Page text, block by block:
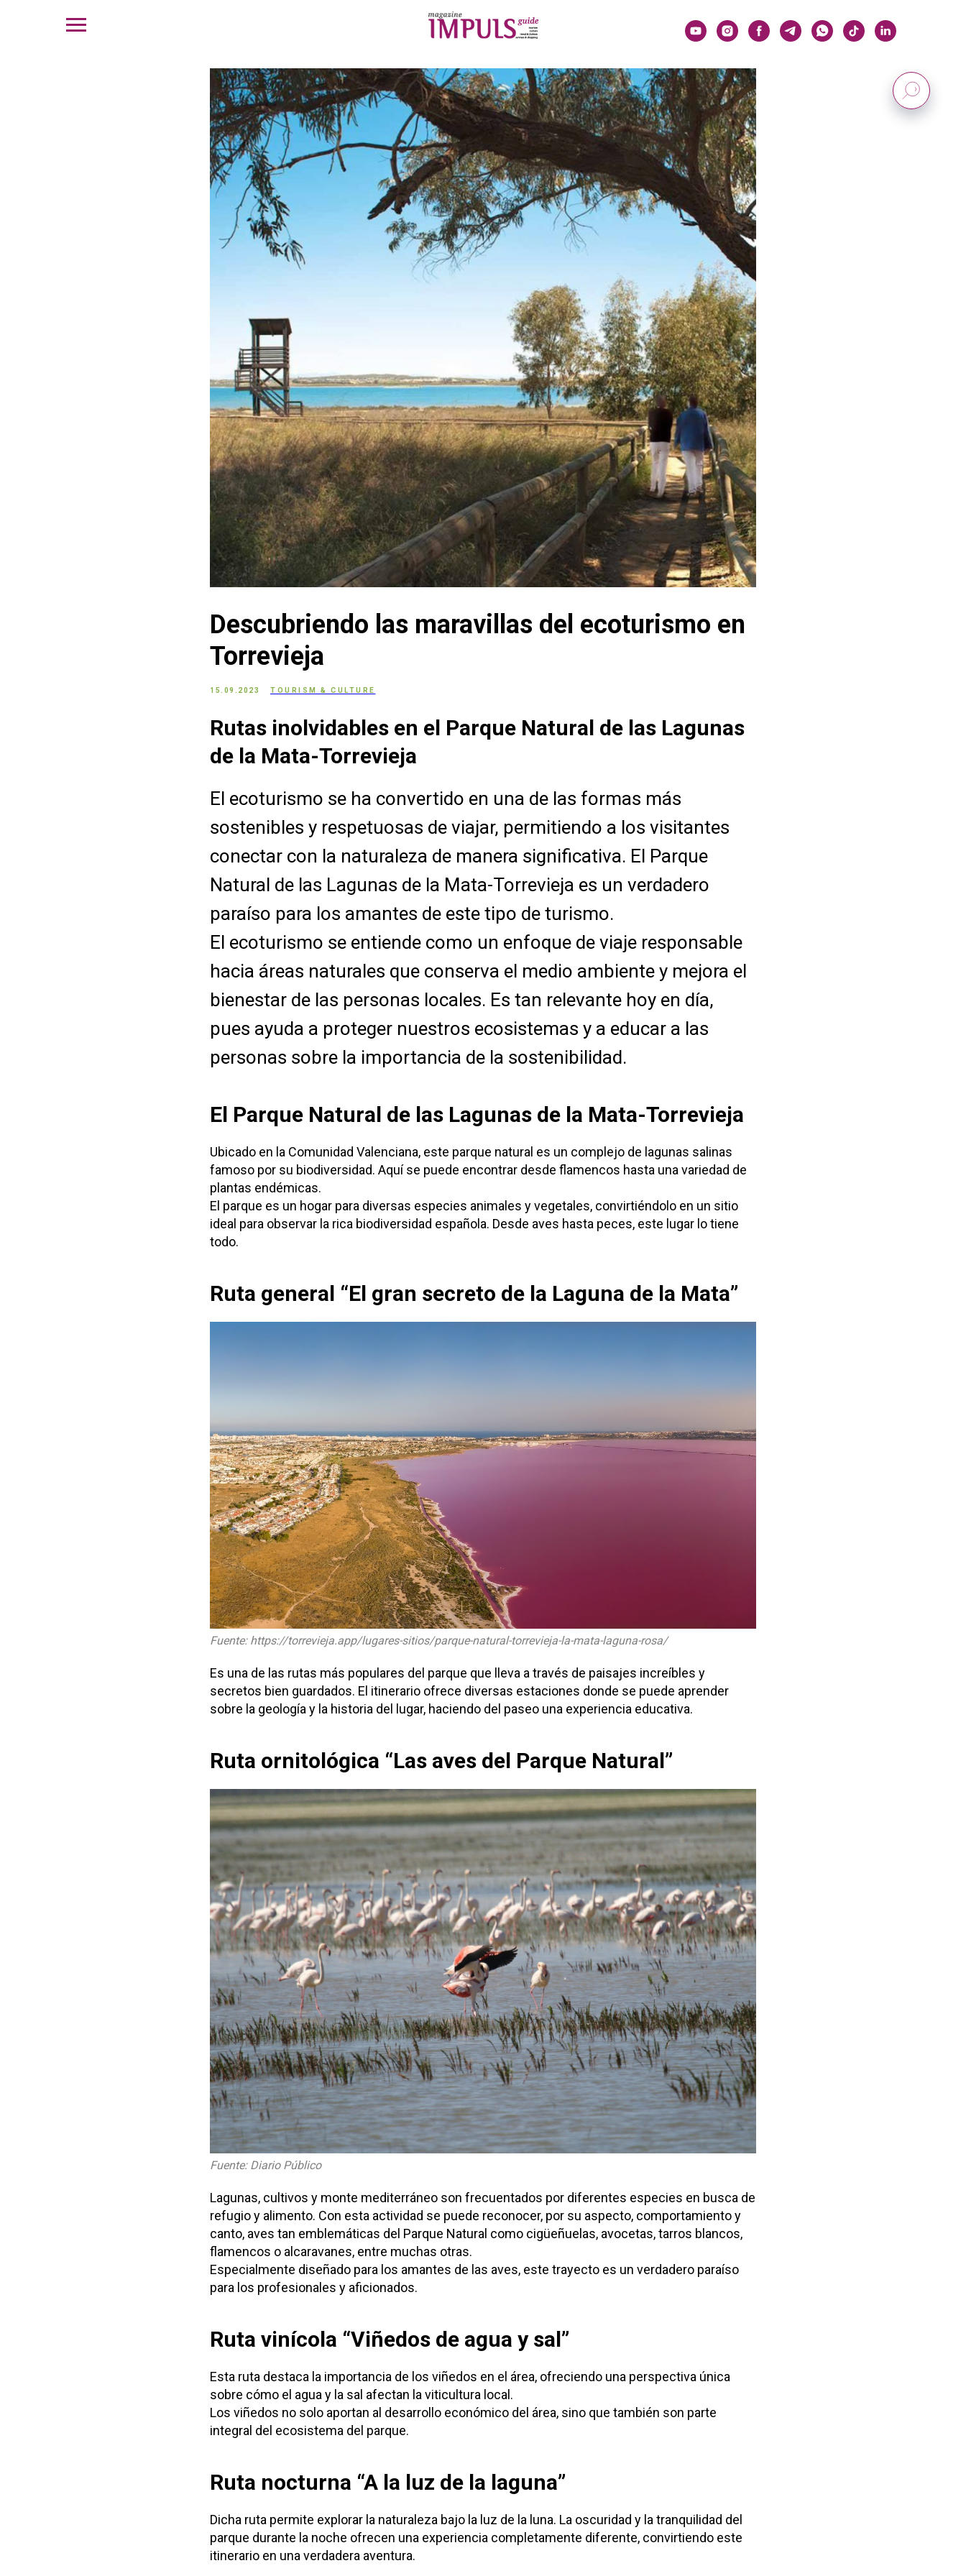
Descubriendo las maravillas del ecoturismo en
Torrevieja
15.09.2023 TOURISM & CULTURE
Rutas inolvidables en el Parque Natural de las Lagunas
de la Mata-Torrevieja
El ecoturismo se ha convertido en una de las formas más
sostenibles y respetuosas de viajar, permitiendo a los visitantes
conectar con la naturaleza de manera significativa. El Parque
Natural de las Lagunas de la Mata-Torrevieja es un verdadero
paraíso para los amantes de este tipo de turismo.
El ecoturismo se entiende como un enfoque de viaje responsable
hacia áreas naturales que conserva el medio ambiente y mejora el
bienestar de las personas locales. Es tan relevante hoy en día,
pues ayuda a proteger nuestros ecosistemas y a educar a las
personas sobre la importancia de la sostenibilidad.
El Parque Natural de las Lagunas de la Mata-Torrevieja
Ubicado en la Comunidad Valenciana, este parque natural es un complejo de lagunas salinas
famoso por su biodiversidad. Aquí se puede encontrar desde flamencos hasta una variedad de
plantas endémicas.
El parque es un hogar para diversas especies animales y vegetales, convirtiéndolo en un sitio
ideal para observar la rica biodiversidad española. Desde aves hasta peces, este lugar lo tiene
todo.
Ruta general “El gran secreto de la Laguna de la Mata”
Fuente: https://torrevieja.app/lugares-sitios/parque-natural-torrevieja-la-mata-laguna-rosa/
Es una de las rutas más populares del parque que lleva a través de paisajes increíbles y
secretos bien guardados. El itinerario ofrece diversas estaciones donde se puede aprender
sobre la geología y la historia del lugar, haciendo del paseo una experiencia educativa.
Ruta ornitológica “Las aves del Parque Natural”
Fuente: Diario Público
Lagunas, cultivos y monte mediterráneo son frecuentados por diferentes especies en busca de
refugio y alimento. Con esta actividad se puede reconocer, por su aspecto, comportamiento y
canto, aves tan emblemáticas del Parque Natural como cigüeñuelas, avocetas, tarros blancos,
flamencos o alcaravanes, entre muchas otras.
Especialmente diseñado para los amantes de las aves, este trayecto es un verdadero paraíso
para los profesionales y aficionados.
Ruta vinícola “Viñedos de agua y sal”
Esta ruta destaca la importancia de los viñedos en el área, ofreciendo una perspectiva única
sobre cómo el agua y la sal afectan la viticultura local.
Los viñedos no solo aportan al desarrollo económico del área, sino que también son parte
integral del ecosistema del parque.
Ruta nocturna “A la luz de la laguna”
Dicha ruta permite explorar la naturaleza bajo la luz de la luna. La oscuridad y la tranquilidad del
parque durante la noche ofrecen una experiencia completamente diferente, convirtiendo este
itinerario en una verdadera aventura.